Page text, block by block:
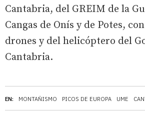
EN: MONTAÑISMO PICOS DE EUROPA UME
Cantabria, del GREIM de la
Cangas de Onís y de Potes,
drones y del helicóptero del
Cantabria.